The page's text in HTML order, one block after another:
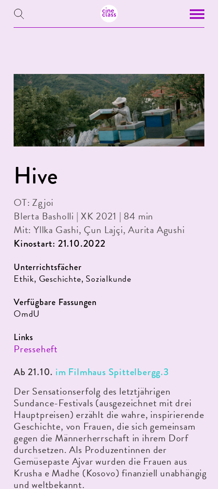
Hive
OT: Zgjoi
Blerta Basholli | XK 2021 | 84 min
Mit: Yllka Gashi, Çun Lajçi, Aurita Agushi
Kinostart: 21.10.2022
Unterrichtsfächer
Ethik, Geschichte, Sozialkunde
Verfügbare Fassungen
OmdU
Links
Presseheft
Ab 21.10. im Filmhaus Spittelbergg.3
Der Sensationserfolg des letztjährigen
Sundance-Festivals (ausgezeichnet mit drei
Hauptpreisen) erzählt die wahre, inspirierende
Geschichte, von Frauen, die sich gemeinsam
gegen die Männerherrschaft in ihrem Dorf
durchsetzen. Als Produzentinnen der
Gemüsepaste Ajvar wurden die Frauen aus
Krusha e Madhe (Kosovo) finanziell unabhängig
und weltbekannt.